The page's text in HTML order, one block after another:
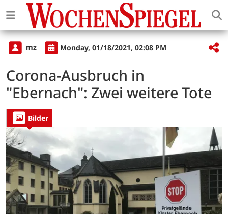
mz Monday, 01/18/2021, 02:08 PM
Corona-Ausbruch in
"Ebernach": Zwei weitere Tote
Bilder